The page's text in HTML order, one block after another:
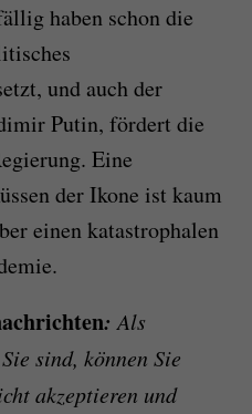
haben schon die
und auch der
Putin, fördert die
Eine
der Ikone ist kaum
einen katastrophalen
: Als
sind, können Sie
akzeptieren und